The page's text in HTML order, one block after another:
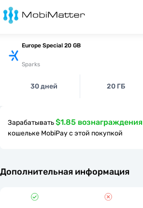
Europe Special 20 GB
Sparks
30 дней 20 ГБ
Зарабатывать$1.85
кошельке MobiPay с этой покупкой
Дополнительная информация